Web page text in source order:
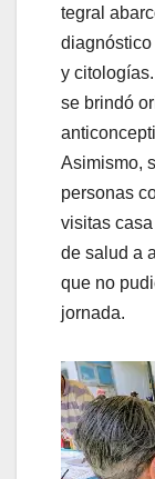
tegral
y
se brindó
Asimismo,
personas
visitas
de salud a
que no
jornada.